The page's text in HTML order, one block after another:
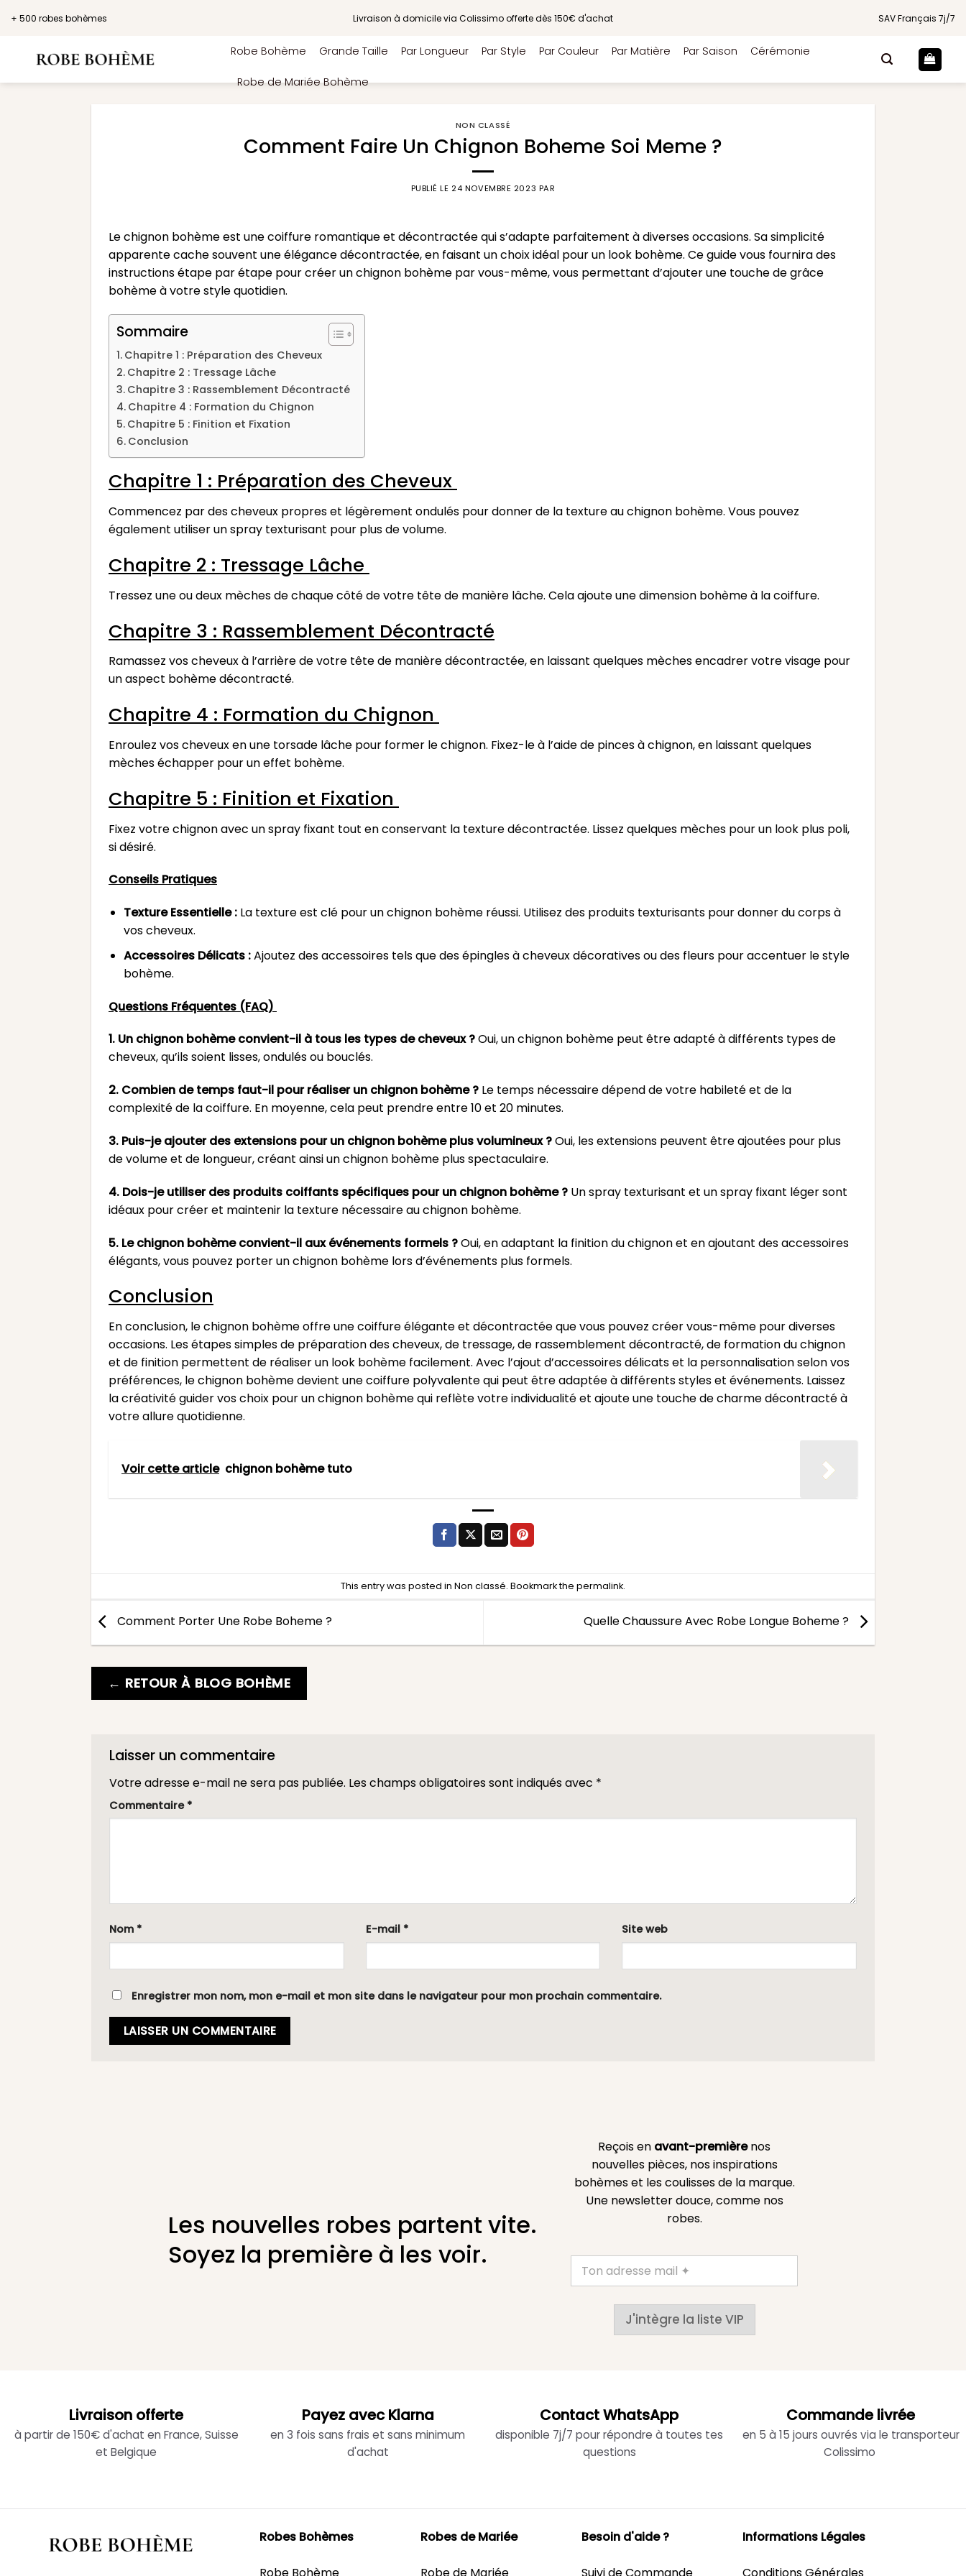
+ 500 robes bohèmes Livraison à domicile via Colissimo offerte dès 150€ d'achat SAV Français 7j/7
Robe Bohème Grande Taille Par Longueur Par Style Par Couleur Par Matière Par Saison Cérémonie
Robe de Mariée Bohème
NON CLASSÉ
Comment Faire Un Chignon Boheme Soi Meme ?
PUBLIÉ LE 24 NOVEMBRE 2023 PAR
Le chignon bohème est une coiffure romantique et décontractée qui s’adapte parfaitement à diverses occasions. Sa simplicité
apparente cache souvent une élégance décontractée, en faisant un choix idéal pour un look bohème. Ce guide vous fournira des
instructions étape par étape pour créer un chignon bohème par vous-même, vous permettant d’ajouter une touche de grâce
bohème à votre style quotidien.
Sommaire
Chapitre 1 : Préparation des Cheveux
Chapitre 2 : Tressage Lâche
Chapitre 3 : Rassemblement Décontracté
Chapitre 4 : Formation du Chignon
Chapitre 5 : Finition et Fixation
Conclusion
Chapitre 1 : Préparation des Cheveux
Commencez par des cheveux propres et légèrement ondulés pour donner de la texture au chignon bohème. Vous pouvez
également utiliser un spray texturisant pour plus de volume.
Chapitre 2 : Tressage Lâche
Tressez une ou deux mèches de chaque côté de votre tête de manière lâche. Cela ajoute une dimension bohème à la coiffure.
Chapitre 3 : Rassemblement Décontracté
Ramassez vos cheveux à l’arrière de votre tête de manière décontractée, en laissant quelques mèches encadrer votre visage pour
un aspect bohème décontracté.
Chapitre 4 : Formation du Chignon
Enroulez vos cheveux en une torsade lâche pour former le chignon. Fixez-le à l’aide de pinces à chignon, en laissant quelques
mèches échapper pour un effet bohème.
Chapitre 5 : Finition et Fixation
Fixez votre chignon avec un spray fixant tout en conservant la texture décontractée. Lissez quelques mèches pour un look plus poli,
si désiré.
Conseils Pratiques
Texture Essentielle :La texture est clé pour un chignon bohème réussi. Utilisez des produits texturisants pour donner du corps à
vos cheveux.
Accessoires Délicats :Ajoutez des accessoires tels que des épingles à cheveux décoratives ou des fleurs pour accentuer le style
bohème.
Questions Fréquentes (FAQ)
1. Un chignon bohème convient-il à tous les types de cheveux ?Oui, un chignon bohème peut être adapté à différents types de
cheveux, qu’ils soient lisses, ondulés ou bouclés.
2. Combien de temps faut-il pour réaliser un chignon bohème ? Le temps nécessaire dépend de votre habileté et de la
complexité de la coiffure. En moyenne, cela peut prendre entre 10 et 20 minutes.
3. Puis-je ajouter des extensions pour un chignon bohème plus volumineux ?Oui, les extensions peuvent être ajoutées pour plus
de volume et de longueur, créant ainsi un chignon bohème plus spectaculaire.
4. Dois-je utiliser des produits coiffants spécifiques pour un chignon bohème ? Un spray texturisant et un spray fixant léger sont
idéaux pour créer et maintenir la texture nécessaire au chignon bohème.
5. Le chignon bohème convient-il aux événements formels ?Oui, en adaptant la finition du chignon et en ajoutant des accessoires
élégants, vous pouvez porter un chignon bohème lors d’événements plus formels.
Conclusion
En conclusion, le chignon bohème offre une coiffure élégante et décontractée que vous pouvez créer vous-même pour diverses
occasions. Les étapes simples de préparation des cheveux, de tressage, de rassemblement décontracté, de formation du chignon
et de finition permettent de réaliser un look bohème facilement. Avec l’ajout d’accessoires délicats et la personnalisation selon vos
préférences, le chignon bohème devient une coiffure polyvalente qui peut être adaptée à différents styles et événements. Laissez
la créativité guider vos choix pour un chignon bohème qui reflète votre individualité et ajoute une touche de charme décontracté à
votre allure quotidienne.
Voir cette article chignon bohème tuto
This entry was posted in Non classé. Bookmark the permalink.
Comment Porter Une Robe Boheme ? Quelle Chaussure Avec Robe Longue Boheme ?
← RETOUR À BLOG BOHÈME
Laisser un commentaire
Votre adresse e-mail ne sera pas publiée. Les champs obligatoires sont indiqués avec *
Commentaire *
Nom * E-mail * Site web
Enregistrer mon nom, mon e-mail et mon site dans le navigateur pour mon prochain commentaire.
Les nouvelles robes partent vite.
Soyez la première à les voir.
Reçois en avant-premièrenos
nouvelles pièces, nos inspirations
bohèmes et les coulisses de la marque.
Une newsletter douce, comme nos
robes.
J'intègre la liste VIP
Livraison offerte
à partir de 150€ d'achat en France, Suisse
et Belgique
Payez avec Klarna
en 3 fois sans frais et sans minimum
d'achat
Contact WhatsApp
disponible 7j/7 pour répondre à toutes tes
questions
Commande livrée
en 5 à 15 jours ouvrés via le transporteur
Colissimo
Robes Bohèmes Robes de Mariée Besoin d'aide ? Informations Légales